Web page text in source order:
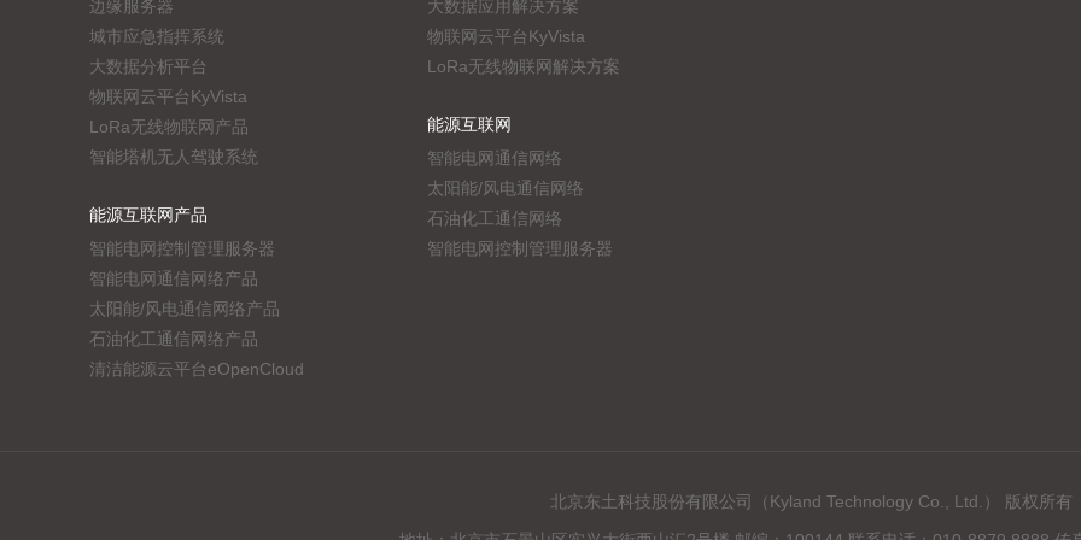
边缘服务器
城市应急指挥系统
大数据分析平台
物联网云平台KyVista
LoRa无线物联网产品
智能塔机无人驾驶系统
能源互联网产品
智能电网控制管理服务器
智能电网通信网络产品
太阳能/风电通信网络产品
石油化工通信网络产品
清洁能源云平台eOpenCloud
大数据应用解决方案
物联网云平台KyVista
LoRa无线物联网解决方案
能源互联网
智能电网通信网络
太阳能/风电通信网络
石油化工通信网络
智能电网控制管理服务器
北京东土科技股份有限公司（Kyland Technology Co., Ltd.） 版权所有